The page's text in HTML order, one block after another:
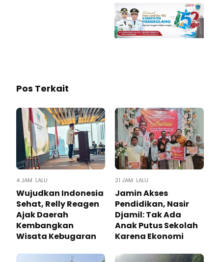
Pos Terkait
4 JAM LALU
Wujudkan Indonesia
Sehat, Relly Reagen
Ajak Daerah
Kembangkan
Wisata Kebugaran
21 JAM LALU
Jamin Akses
Pendidikan, Nasir
Djamil: Tak Ada
Anak Putus Sekolah
Karena Ekonomi